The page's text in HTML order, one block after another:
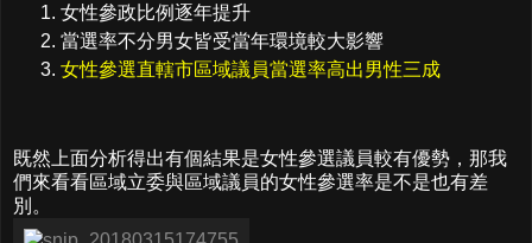
女性參政比例逐年提升
當選率不分男女皆受當年環境較大影響
女性參選直轄市區域議員當選率高出男性三成
既然上面分析得出有個結果是女性參選議員較有優勢，那我
們來看看區域立委與區域議員的女性參選率是不是也有差
別。